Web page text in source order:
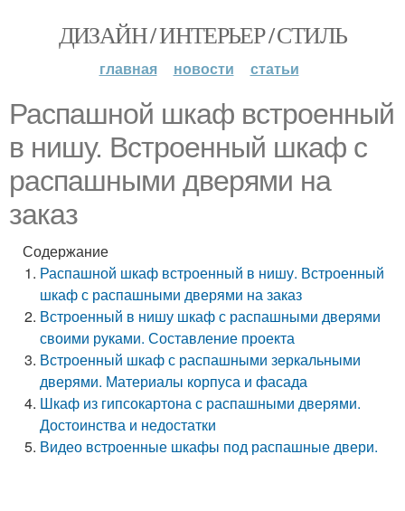
ДИЗАЙН / ИНТЕРЬЕР / СТИЛЬ
главная новости статьи
Распашной шкаф встроенный
в нишу. Встроенный шкаф с
распашными дверями на
заказ
Содержание
Распашной шкаф встроенный в нишу. Встроенный
шкаф с распашными дверями на заказ
Встроенный в нишу шкаф с распашными дверями
своими руками. Составление проекта
Встроенный шкаф с распашными зеркальными
дверями. Материалы корпуса и фасада
Шкаф из гипсокартона с распашными дверями.
Достоинства и недостатки
Видео встроенные шкафы под распашные двери.